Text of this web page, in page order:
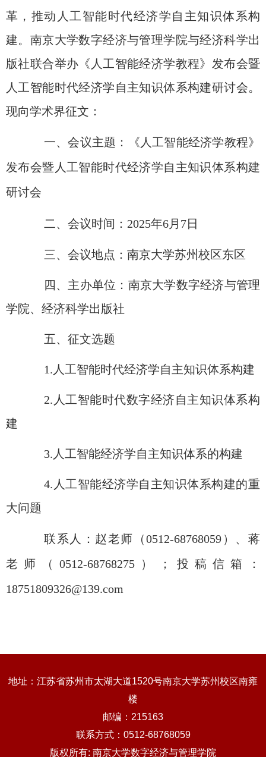
革，推动人工智能时代经济学自主知识体系构
建。南京大学数字经济与管理学院与经济科学出
版社联合举办《人工智能经济学教程》发布会暨
人工智能时代经济学自主知识体系构建研讨会。
现向学术界征文：
一、会议主题：《人工智能经济学教程》
发布会暨人工智能时代经济学自主知识体系构建
研讨会
二、会议时间： 2025年6月 7日
三、会议地点：南京大学苏州校区东区
四、主办单位：南京大学数字经济与管理
学院、经济科学出版社
五、征文选题
1. 人工智能时代经济学自主知识体系构建
2. 人工智能时代数字经济自主知识体系构
建
3. 人工智能经济学自主知识体系的构建
4. 人工智能经济学自主知识体系构建的重
大问题
联系人： 赵老师（0512-68768059 ）、蒋
老师（0512-68768275 ）
；投稿信箱：
18751809326@139.com
地址：江苏省苏州市太湖大道1520号南京大学苏州校区南雍
楼
邮编：215163
联系方式：0512-68768059
版权所有: 南京大学数字经济与管理学院